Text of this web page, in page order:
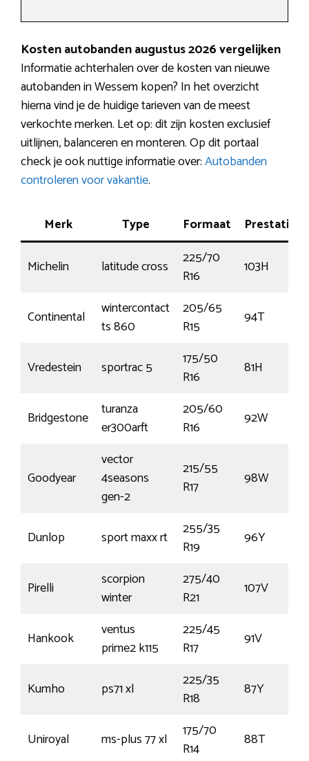
Kosten autobanden augustus 2026 vergelijken
Informatie achterhalen over de kosten van nieuwe
autobanden in Wessem kopen? In het overzicht
hierna vind je de huidige tarieven van de meest
verkochte merken. Let op: dit zijn kosten exclusief
uitlijnen, balanceren en monteren. Op dit portaal
check je ook nuttige informatie over:Autobanden
controleren voor vakantie.
Merk Type Formaat Prestatie
Michelin latitude cross
225/70
R16
103H
Continental
wintercontact
ts 860
205/65
R15
94T
Vredestein sportrac 5
175/50
R16
81H
Bridgestone
turanza
er300arft
205/60
R16
92W
Goodyear
vector
4seasons
gen-2
215/55
R17
98W
Dunlop sport maxx rt
255/35
R19
96Y
Pirelli
scorpion
winter
275/40
R21
107V
Hankook
ventus
prime2 k115
225/45
R17
91V
Kumho ps71 xl
225/35
R18
87Y
Uniroyal ms-plus 77 xl
175/70
R14
88T